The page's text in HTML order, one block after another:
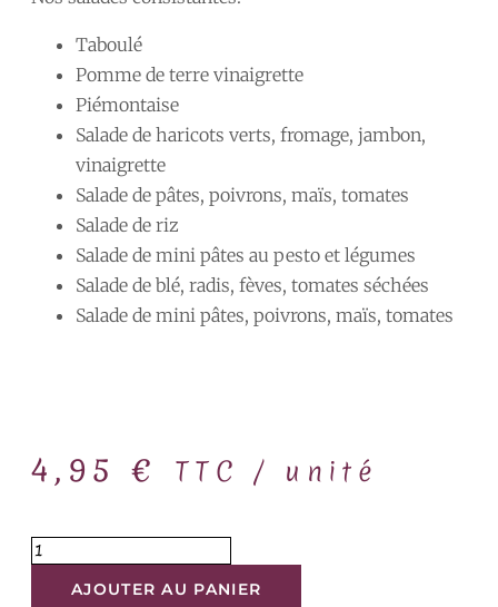
Taboulé
Pomme de terre vinaigrette
Piémontaise
Salade de haricots verts, fromage, jambon,
vinaigrette
Salade de pâtes, poivrons, maïs, tomates
Salade de riz
Salade de mini pâtes au pesto et légumes
Salade de blé, radis, fèves, tomates séchées
Salade de mini pâtes, poivrons, maïs, tomates
4,95€ TTC / unité
AJOUTER AU PANIER